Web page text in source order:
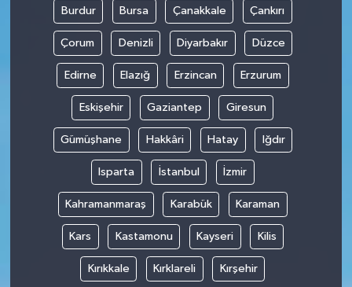
Burdur Bursa Çanakkale Çankırı
Çorum Denizli Diyarbakır Düzce
Edirne Elazığ Erzincan Erzurum
Eskişehir Gaziantep Giresun
Gümüşhane Hakkâri Hatay Iğdır
Isparta İstanbul İzmir
Kahramanmaraş Karabük Karaman
Kars Kastamonu Kayseri Kilis
Kırıkkale Kırklareli Kırşehir